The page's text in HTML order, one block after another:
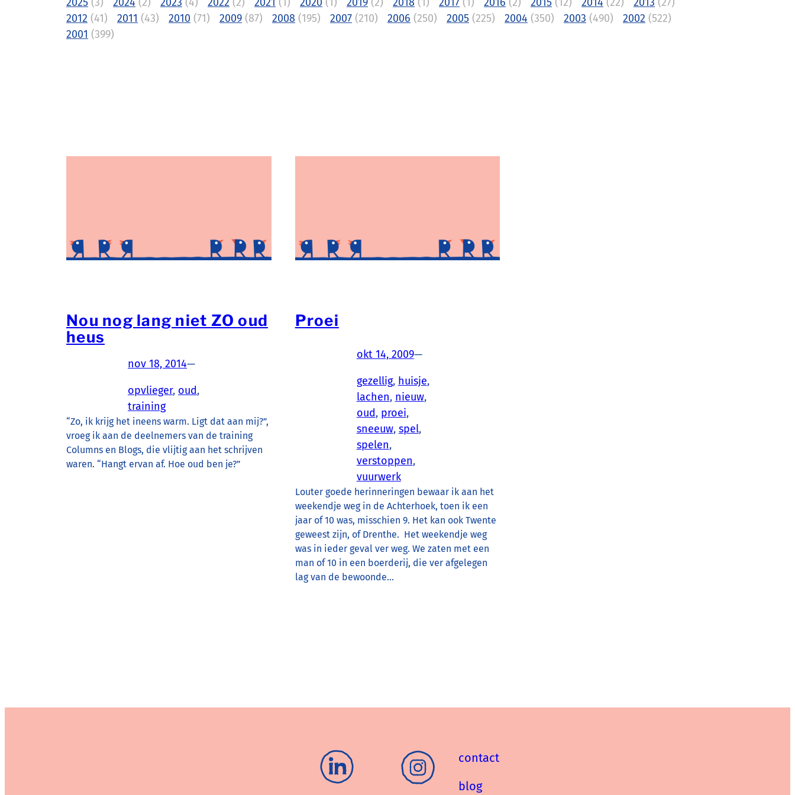
2012 (41) 2011 (43) 2010 (71) 2009 (87) 2008 (195) 2007 (210) 2006 (250) 2005 (225) 2004 (350) 2003 (490) 2002 (522)
2001 (399)
Nou nog lang niet ZO oud
heus
nov 18, 2014—
opvlieger, oud
training
“Zo, ik krijg het ineens warm. Ligt dat aan mij?”,
vroeg ik aan de deelnemers van de training
Columns en Blogs, die vlijtig aan het schrijven
waren. “Hangt ervan af. Hoe oud ben je?”
Proei
okt 14, 2009—
gezellig, huisje ,
lachen, nieuw,
oud, proei ,
sneeuw, spel,
spelen ,
verstoppen ,
vuurwerk
Louter goede herinneringen bewaar ik aan het
weekendje weg in de Achterhoek, toen ik een
jaar of 10 was, misschien 9. Het kan ook Twente
geweest zijn, of Drenthe. Het weekendje weg
was in ieder geval ver weg. We zaten met een
man of 10 in een boerderij, die ver afgelegen
lag van de bewoonde…
contact
blog